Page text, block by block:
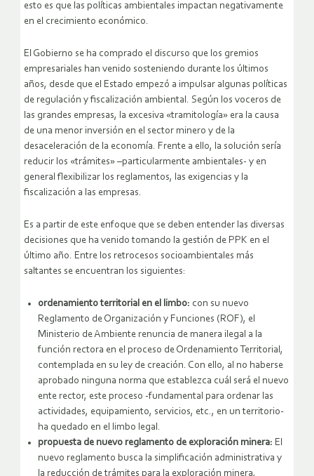
esto es que las políticas ambientales impactan negativamente
en el crecimiento económico.
El Gobierno se ha comprado el discurso que los gremios
empresariales han venido sosteniendo durante los últimos
años, desde que el Estado empezó a impulsar algunas políticas
de regulación y fiscalización ambiental. Según los voceros de
las grandes empresas, la excesiva «tramitología» era la causa
de una menor inversión en el sector minero y de la
desaceleración de la economía. Frente a ello, la solución sería
reducir los «trámites» –particularmente ambientales- y en
general flexibilizar los reglamentos, las exigencias y la
fiscalización a las empresas.
Es a partir de este enfoque que se deben entender las diversas
decisiones que ha venido tomando la gestión de PPK en el
último año. Entre los retrocesos socioambientales más
saltantes se encuentran los siguientes:
ordenamiento territorial en el limbo: con su nuevo
Reglamento de Organización y Funciones (ROF), el
Ministerio de Ambiente renuncia de manera ilegal a la
función rectora en el proceso de Ordenamiento Territorial,
contemplada en su ley de creación. Con ello, al no haberse
aprobado ninguna norma que establezca cuál será el nuevo
ente rector, este proceso -fundamental para ordenar las
actividades, equipamiento, servicios, etc., en un territorio-
ha quedado en el limbo legal.
propuesta de nuevo reglamento de exploración minera: El
nuevo reglamento busca la simplificación administrativa y
la reducción de trámites para la exploración minera,